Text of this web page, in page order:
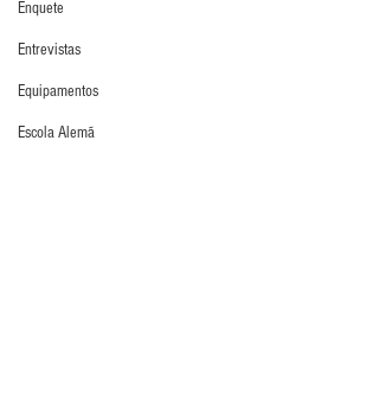
Enquete
Entrevistas
Equipamentos
Escola Alemã